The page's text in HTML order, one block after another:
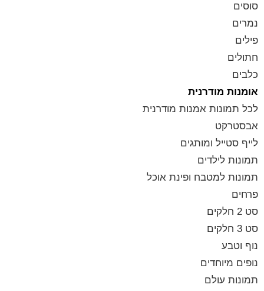
סוסים
נמרים
פילים
חתולים
כלבים
אומנות מודרנית
לכל תמונות אמנות מודרנית
אבסטרקט
לייף סטייל ומותגים
תמונות לילדים
תמונות למטבח ופינת אוכל
פרחים
סט 2 חלקים
סט 3 חלקים
נוף וטבע
נופים מיוחדים
תמונות עולם